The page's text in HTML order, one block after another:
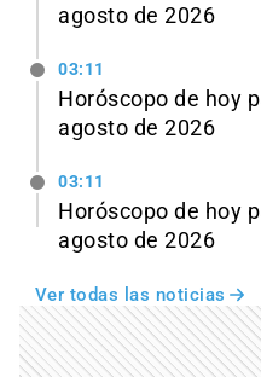
agosto de 2026
03:11
Horóscopo de hoy
agosto de 2026
03:11
Horóscopo de hoy
agosto de 2026
Ver todas las noticias